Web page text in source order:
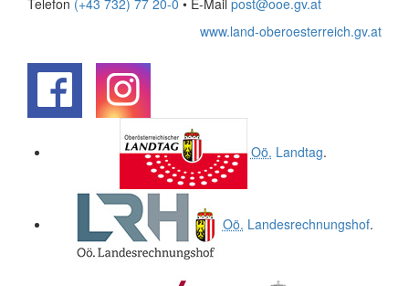
Telefon (+43 732) 77 20-0 • E-Mail post@ooe.gv.at
www.land-oberoesterreich.gv.at
Oö. Landtag.
Oö. Landesrechnungshof.